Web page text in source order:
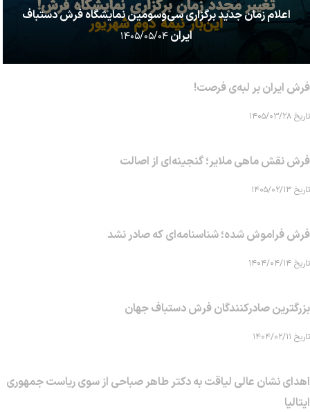
اعلام زمان جدید برگزاری سی‌وسومین نمایشگاه فرش دستباف
ایران۱۴۰۵/۰۵/۰۴
فرش ایران بر لبه‌ی فرصت!
تاریخ ۱۴۰۵/۰۳/۲۸
فرش نقش ماهی‌ ملایر؛ گنجینه‌ای از اصالت
تاریخ ۱۴۰۵/۰۲/۱۳
فرش فراموش شده؛ شناسنامه‌ای که صادر نشد
تاریخ ۱۴۰۴/۰۴/۱۴
بزرگترین صادرکنندگان فرش دستباف جهان
تاریخ ۱۴۰۴/۰۲/۱۱
اهدای نشان عالی لیاقت به دکتر طاهر صباحی از سوی ریاست جمهوری
ایتالیا